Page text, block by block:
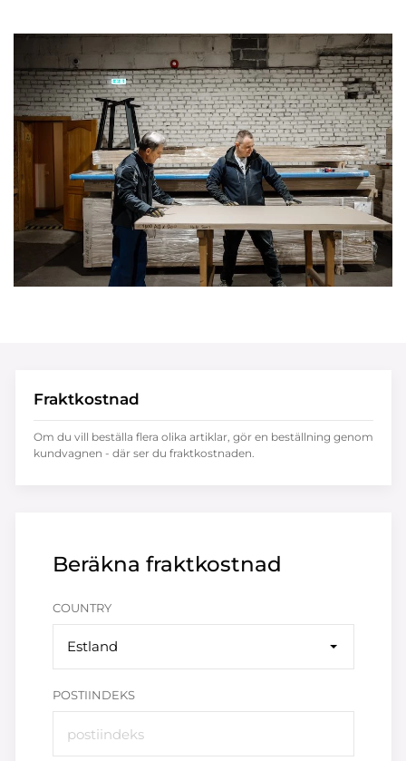
Beräkna fraktkostnad
COUNTRY
Estland
POSTIINDEKS
Fraktkostnad
Om du vill beställa flera olika artiklar, gör en beställning genom
kundvagnen - där ser du fraktkostnaden.